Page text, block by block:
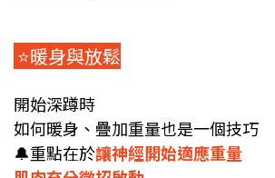
⭐️暖身與放鬆
開始深蹲時
如何暖身、疊加重量也是一個技巧
🔔重點在於讓神經開始適應重量